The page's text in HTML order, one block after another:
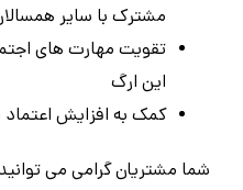
مشترک با سایر
تقویت مهارت های
این ارگ
کمک به افزایش
شما مشتریان گرامی می